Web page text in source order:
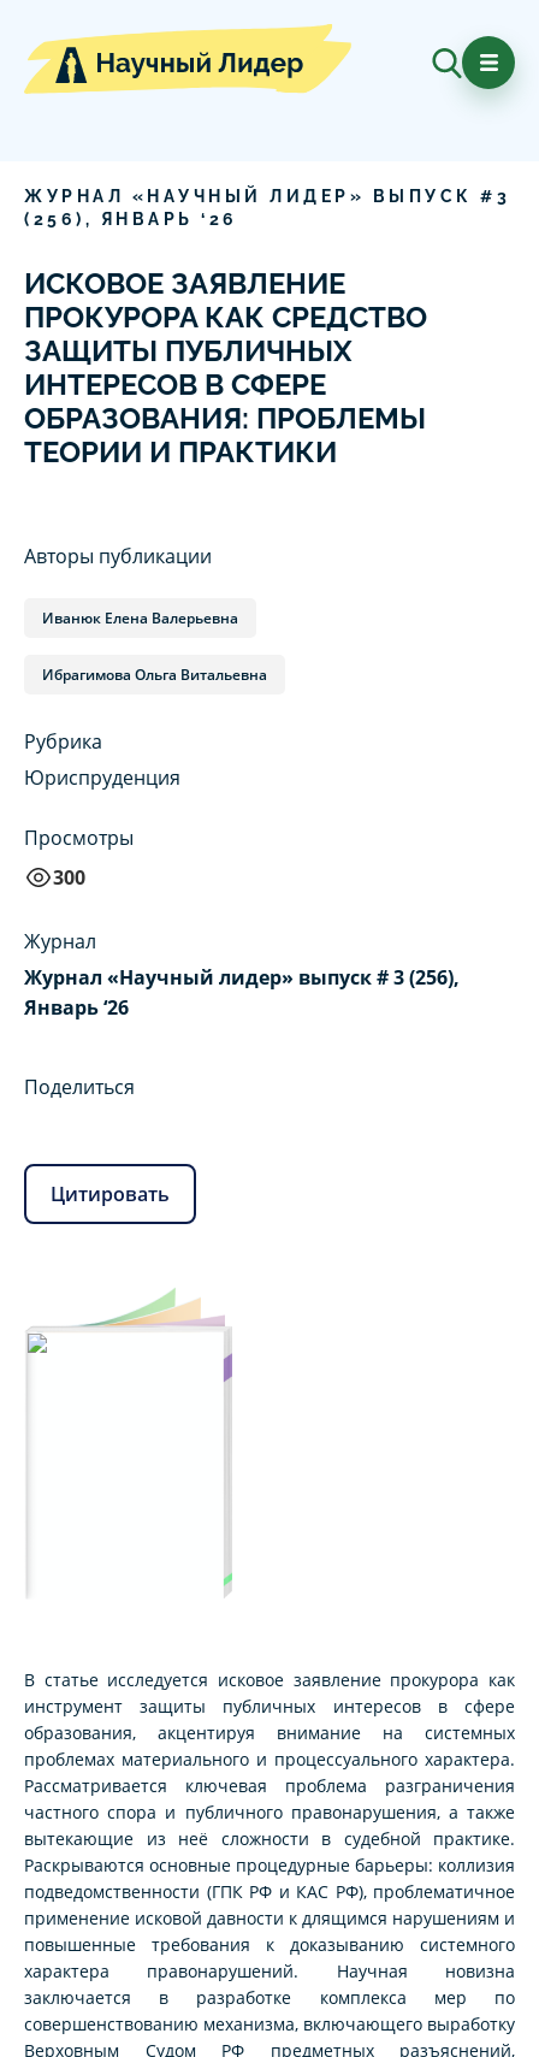
ЖУРНАЛ «НАУЧНЫЙ ЛИДЕР» ВЫПУСК # 3
( 256 ), ЯНВАРЬ ‘ 26
ИСКОВОЕ ЗАЯВЛЕНИЕ
ПРОКУРОРА КАК СРЕДСТВО
ЗАЩИТЫ ПУБЛИЧНЫХ
ИНТЕРЕСОВ В СФЕРЕ
ОБРАЗОВАНИЯ: ПРОБЛЕМЫ
ТЕОРИИ И ПРАКТИКИ
Авторы публикации
Иванюк Елена Валерьевна
Ибрагимова Ольга Витальевна
Рубрика
Юриспруденция
Просмотры
300
Журнал
Журнал «Научный лидер» выпуск # 3 (256),
Январь ‘26
Поделиться
Цитировать
В статье исследуется исковое заявление прокурора как
инструмент защиты публичных интересов в сфере
образования, акцентируя внимание на системных
проблемах материального и процессуального характера.
Рассматривается ключевая проблема разграничения
частного спора и публичного правонарушения, а также
вытекающие из неё сложности в судебной практике.
Раскрываются основные процедурные барьеры: коллизия
подведомственности (ГПК РФ и КАС РФ), проблематичное
применение исковой давности к длящимся нарушениям и
повышенные требования к доказыванию системного
характера правонарушений. Научная новизна
заключается в разработке комплекса мер по
совершенствованию механизма, включающего выработку
Верховным Судом РФ предметных разъяснений,